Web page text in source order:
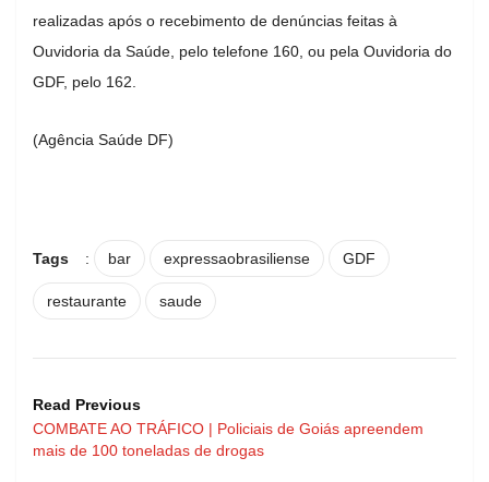
realizadas após o recebimento de denúncias feitas à
Ouvidoria da Saúde, pelo telefone 160, ou pela Ouvidoria do
GDF, pelo 162.
(Agência Saúde DF)
Tags : bar expressaobrasiliense GDF
restaurante saude
Read Previous
COMBATE AO TRÁFICO | Policiais de Goiás apreendem
mais de 100 toneladas de drogas